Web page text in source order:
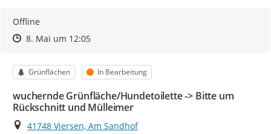
Offline
Zeitpunkt des Erstellens
Zeitpunkt des Erstellens
8. Mai um 12:05Zur Äußerung
Kategorie
Grünflächen Status
In Bearbeitung
wuchernde Grünfläche/Hundetoilette -> Bitte um
Rückschnitt und Mülleimer
Ort
41748 Viersen, Am Sandhof